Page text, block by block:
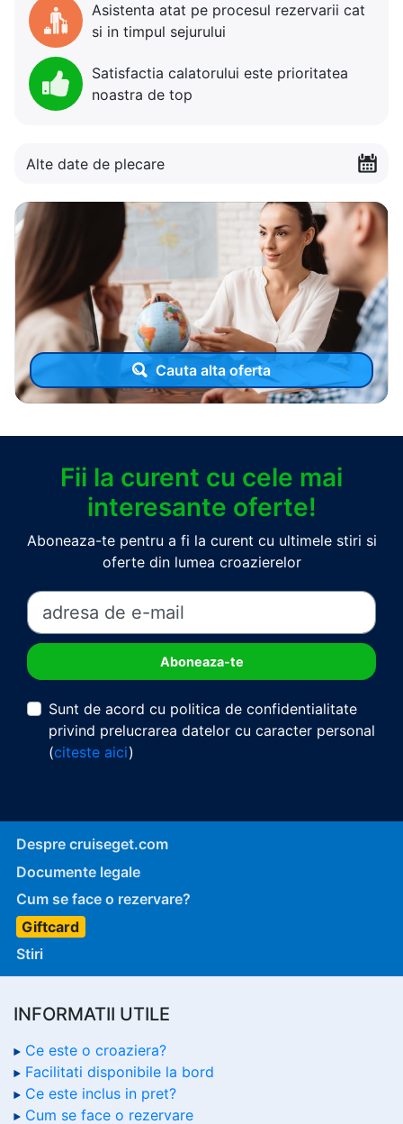
Asistenta atat pe procesul rezervarii cat
si in timpul sejurului
Satisfactia calatorului este prioritatea
noastra de top
Alte date de plecare
Cauta alta oferta
Fii la curent cu cele mai
interesante oferte!
Aboneaza-te pentru a fi la curent cu ultimele stiri si
oferte din lumea croazierelor
Sunt de acord cu politica de confidentialitate
privind prelucrarea datelor cu caracter personal
(citeste aici)
Despre cruiseget.com
Documente legale
Cum se face o rezervare?
Giftcard
Stiri
INFORMATII UTILE
Ce este o croaziera?
Facilitati disponibile la bord
Ce este inclus in pret?
Cum se face o rezervare